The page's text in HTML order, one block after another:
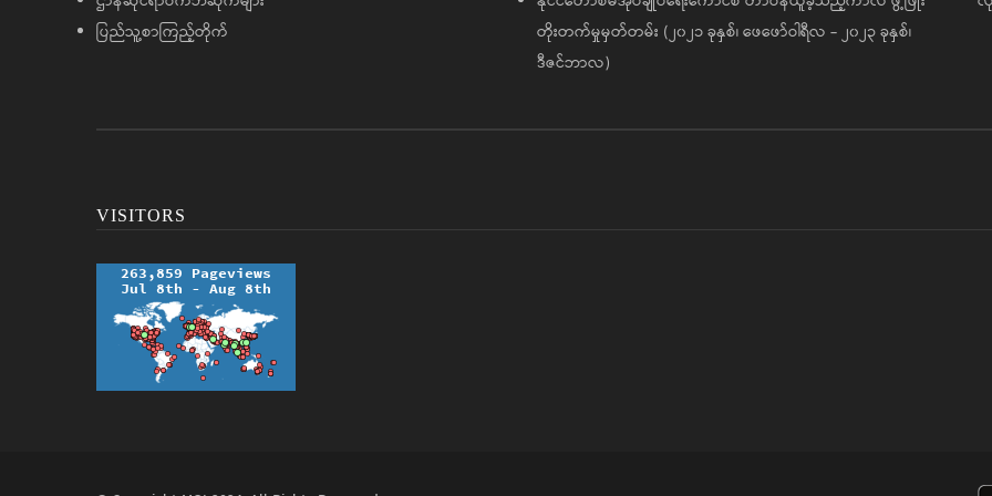
ပြည်သူ့စာကြည့်တိုက်
တိုးတက်မှုမှတ်တမ်း (၂၀၂၁ ခုနှစ်၊ ဖေဖော်ဝါရီလ - ၂၀၂၃ ခုနှစ်၊
ဒီဇင်ဘာလ)
VISITORS